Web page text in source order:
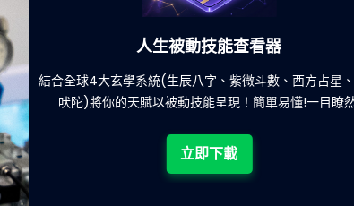
人生被動技能查看器
結合全球4大玄學系統(生辰八字、紫微斗數、西方占星、印
吠陀)將你的天賦以被動技能呈現！簡單易懂!一目瞭然!
立即下載